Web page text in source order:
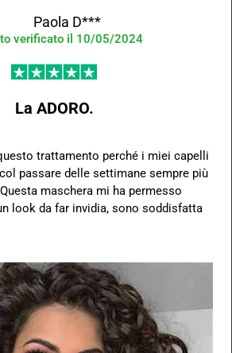
Paola D***
verificato il 10/05/2024
La ADORO.
trattamento perché i miei capelli
passare delle settimane sempre più
maschera mi ha permesso
look da far invidia, sono soddisfatta